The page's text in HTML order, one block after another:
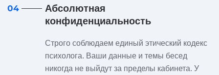
04
Абсолютная
конфиденциальность
Строго соблюдаем единый этический кодекс
психолога. Ваши данные и темы бесед
никогда не выйдут за пределы кабинета. У